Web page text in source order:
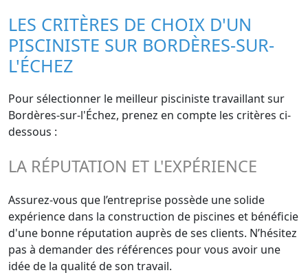
LES CRITÈRES DE CHOIX D'UN
PISCINISTE SUR BORDÈRES-SUR-
L'ÉCHEZ
Pour sélectionner le meilleur pisciniste travaillant sur
Bordères-sur-l'Échez, prenez en compte les critères ci-
dessous :
LA RÉPUTATION ET L'EXPÉRIENCE
Assurez-vous que l’entreprise possède une solide
expérience dans la construction de piscines et bénéficie
d'une bonne réputation auprès de ses clients. N’hésitez
pas à demander des références pour vous avoir une
idée de la qualité de son travail.